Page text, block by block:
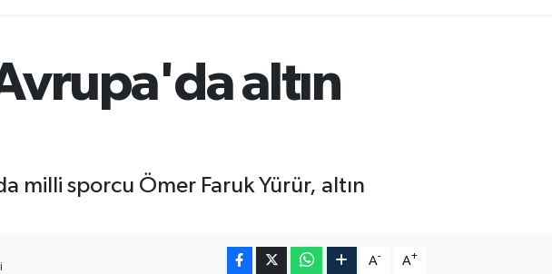
BİST100 13.887 %64
altın
milli sporcu Ömer Faruk Yürür, altın
A- A+